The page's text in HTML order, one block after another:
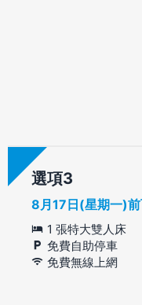
選項
8月17日(星期一)
1 張特大雙人床
免費自助停車
免費無線上網